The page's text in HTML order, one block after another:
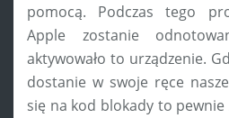
pomocą. Podczas tego
Apple zostanie
aktywowało to urządzenie.
dostanie w swoje ręce
się na kod blokady to